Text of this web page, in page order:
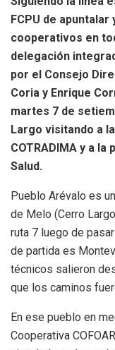
FCPU de
cooperativos en
delegación
por el Consejo
Coria y Enrique
martes 7 de
Largo visitando a
COTRADIMA y a
Salud.
Pueblo Arévalo es
de Melo (Cerro
ruta 7 luego de
de partida es
técnicos salieron
que los caminos
En ese pueblo en
Cooperativa